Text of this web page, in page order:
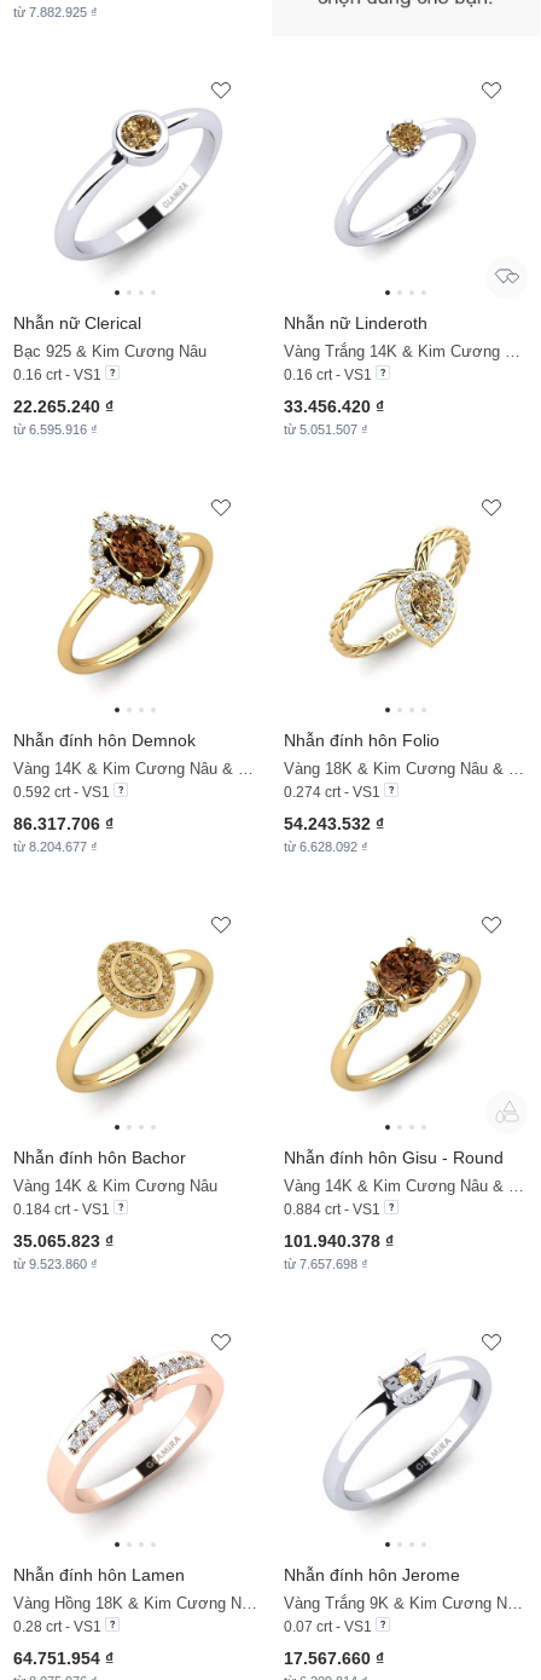
từ 7.882.925 ₫
Nhẫn nữ Clerical
Bạc 925 & Kim Cương Nâu
0.16 crt - VS1
22.265.240 ₫
từ 6.595.916 ₫
Nhẫn nữ Linderoth
0.16 crt - VS1
33.456.420 ₫
từ 5.051.507 ₫
Nhẫn đính hôn Demnok
0.592 crt - VS1
86.317.706 ₫
từ 8.204.677 ₫
Nhẫn đính hôn Folio
0.274 crt - VS1
54.243.532 ₫
từ 6.628.092 ₫
Nhẫn đính hôn Bachor
Vàng 14K & Kim Cương Nâu
0.184 crt - VS1
35.065.823 ₫
từ 9.523.860 ₫
Nhẫn đính hôn Gisu - Round
0.884 crt - VS1
101.940.378 ₫
từ 7.657.698 ₫
Nhẫn đính hôn Lamen
0.28 crt - VS1
64.751.954 ₫
Nhẫn đính hôn Jerome
0.07 crt - VS1
17.567.660 ₫